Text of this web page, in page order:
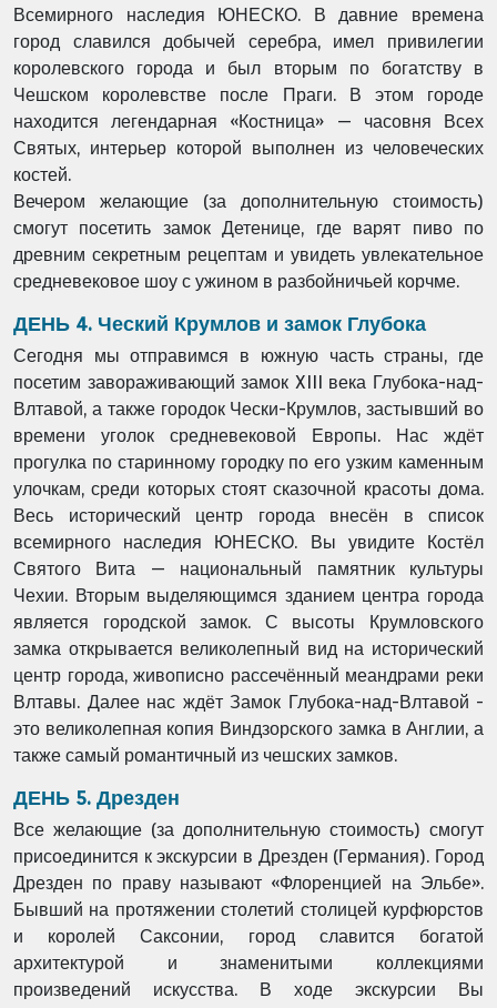
Всемирного наследия ЮНЕСКО. В давние времена
город славился добычей серебра, имел привилегии
королевского города и был вторым по богатству в
Чешском королевстве после Праги. В этом городе
находится легендарная «Костница» — часовня Всех
Святых, интерьер которой выполнен из человеческих
костей.
Вечером желающие (за дополнительную стоимость)
смогут посетить замок Детенице, где варят пиво по
древним секретным рецептам и увидеть увлекательное
средневековое шоу с ужином в разбойничьей корчме.
ДЕНЬ 4. Ческий Крумлов и замок Глубока
Сегодня мы отправимся в южную часть страны, где
посетим завораживающий замок XIII века Глубока-над-
Влтавой, а также городок Чески-Крумлов, застывший во
времени уголок средневековой Европы. Нас ждёт
прогулка по старинному городку по его узким каменным
улочкам, среди которых стоят сказочной красоты дома.
Весь исторический центр города внесён в список
всемирного наследия ЮНЕСКО. Вы увидите Костёл
Святого Вита — национальный памятник культуры
Чехии. Вторым выделяющимся зданием центра города
является городской замок. С высоты Крумловского
замка открывается великолепный вид на исторический
центр города, живописно рассечённый меандрами реки
Влтавы. Далее нас ждёт Замок Глубока-над-Влтавой -
это великолепная копия Виндзорского замка в Англии, а
также самый романтичный из чешских замков.
ДЕНЬ 5. Дрезден
Все желающие (за дополнительную стоимость) смогут
присоединится к экскурсии в Дрезден (Германия). Город
Дрезден по праву называют «Флоренцией на Эльбе».
Бывший на протяжении столетий столицей курфюрстов
и королей Саксонии, город славится богатой
архитектурой и знаменитыми коллекциями
произведений искусства. В ходе экскурсии Вы